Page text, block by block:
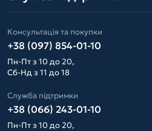
Консультація та покупки
+38 (097) 854-01-10
Пн-Пт з 10 до 20,
Сб-Нд з 11 до 18
Служба підтримки
+38 (066) 243-01-10
Пн-Пт з 10 до 20,